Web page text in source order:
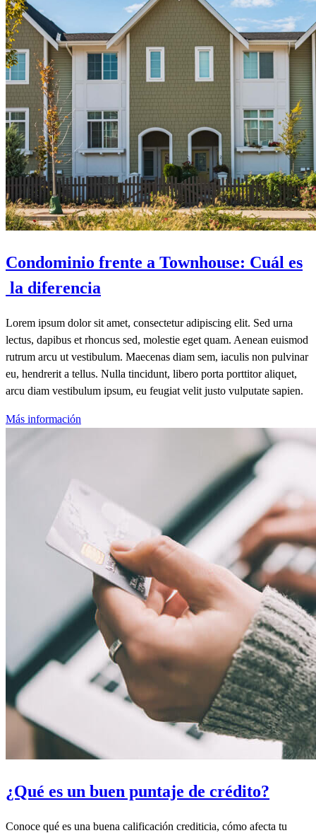
Condominio frente a Townhouse: Cuál es
la diferencia
Lorem ipsum dolor sit amet, consectetur adipiscing elit. Sed urna
lectus, dapibus et rhoncus sed, molestie eget quam. Aenean euismod
rutrum arcu ut vestibulum. Maecenas diam sem, iaculis non pulvinar
eu, hendrerit a tellus. Nulla tincidunt, libero porta porttitor aliquet,
arcu diam vestibulum ipsum, eu feugiat velit justo vulputate sapien.
Más información
¿Qué es un buen puntaje de crédito?
Conoce qué es una buena calificación crediticia, cómo afecta tu